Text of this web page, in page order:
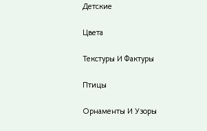
Детские
Цвета
Текстуры И Фактуры
Птицы
Орнаменты И Узоры